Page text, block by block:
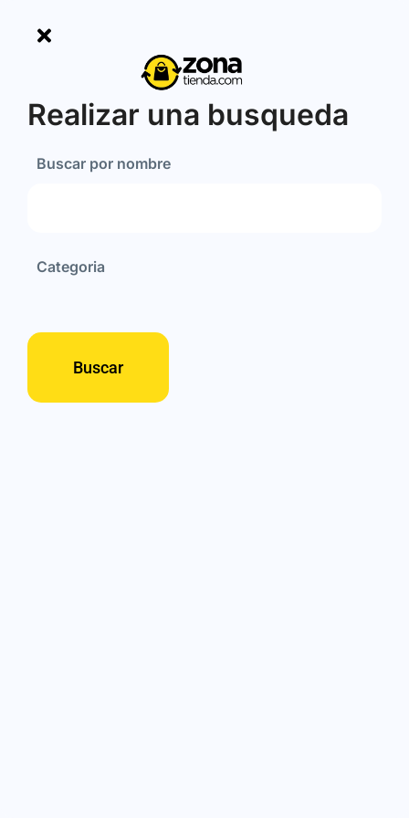
Realizar una busqueda
Buscar por nombre
Categoria
Buscar